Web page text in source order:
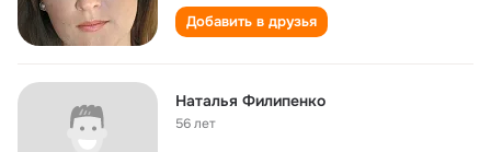
Добавить в друзья
Наталья Филипенко
56 лет